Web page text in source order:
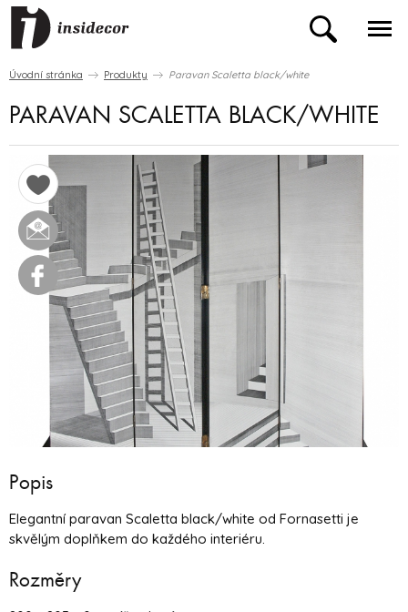
Úvodní stránka Produkty Paravan Scaletta black/white
PARAVAN SCALETTA BLACK/WHITE
Popis
Elegantní paravan Scaletta black/white od Fornasetti je
skvělým doplňkem do každého interiéru.
Rozměry